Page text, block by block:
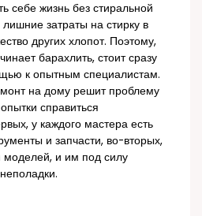
себе жизнь без стиральной
затраты на стирку в
других хлопот. Поэтому,
барахлить, стоит сразу
к опытным специалистам.
на дому решит проблему
справиться
у каждого мастера есть
и запчасти, во-вторых,
моделей, и им под силу